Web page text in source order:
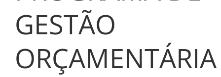
GESTÃO
ORÇAMENTÁRIA